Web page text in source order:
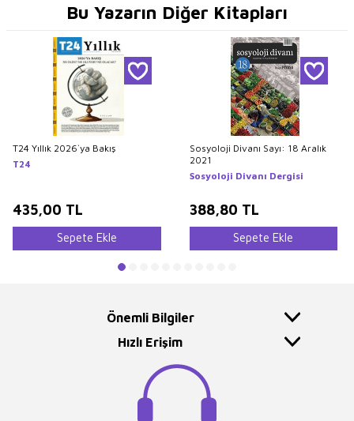
Bu Yazarın Diğer Kitapları
T24 Yıllık 2026`ya Bakış
T24
435,00 TL
Sepete Ekle
Sosyoloji Divanı Sayı: 18 Aralık
2021
Sosyoloji Divanı Dergisi
388,80 TL
Sepete Ekle
Önemli Bilgiler
Hızlı Erişim